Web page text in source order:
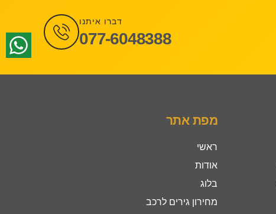
דברו איתנו
077-6048388
מפת אתר
ראשי
אודות
בלוג
מחירון גירים לרכב